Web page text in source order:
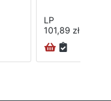
LP
101,89 zł